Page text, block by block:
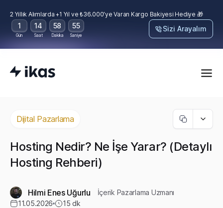
2 Yıllık Alımlarda +1 Yıl ve ₺36.000’ye Varan Kargo Bakiyesi Hediye 🎁
1
Gün
14
Saat
58
Dakika
54
Saniye
Sizi Arayalım
Dijital Pazarlama
Hosting Nedir? Ne İşe Yarar? (Detaylı
Hosting Rehberi)
Hilmi Enes Uğurlu
İçerik Pazarlama Uzmanı
11.05.2026
15 dk